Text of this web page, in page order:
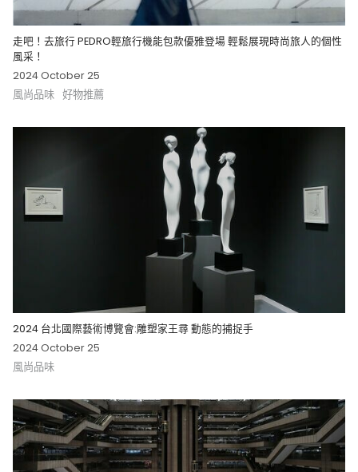
走吧！去旅行 PEDRO輕旅行機能包款優雅登場 輕鬆展現時尚旅人的個性
風采！
2024 October 25
風尚品味 好物推薦
2024 台北國際藝術博覽會:雕塑家王尋 動態的捕捉手
2024 October 25
風尚品味